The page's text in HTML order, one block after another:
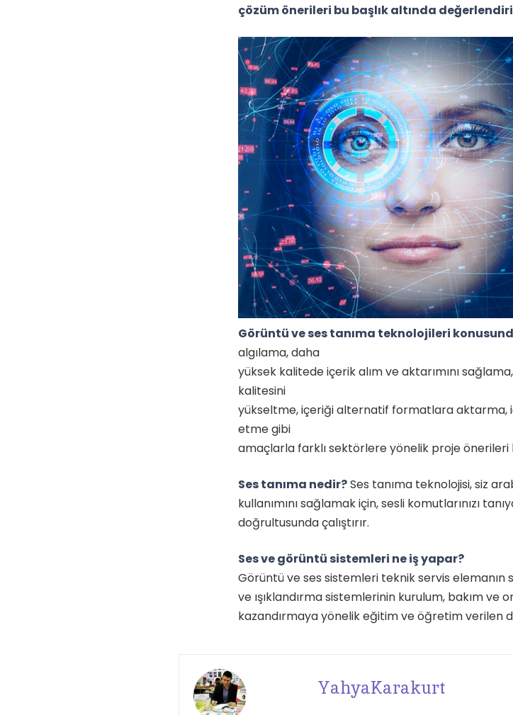
çözüm önerileri bu başlık altında
Görüntü ve ses tanıma teknolojileri
algılama, daha
yüksek kalitede içerik alım ve aktarımını
kalitesini
yükseltme, içeriği alternatif formatlara aktarma,
etme gibi
amaçlarla farklı sektörlere yönelik proje önerileri
Ses tanıma nedir?Ses tanıma teknolojisi, siz
kullanımını sağlamak için, sesli komutlarınızı
doğrultusunda çalıştırır.
Ses ve görüntü sistemleri ne iş yapar?
Görüntü ve ses sistemleri teknik servis elemanın
ve ışıklandırma sistemlerinin kurulum, bakım
kazandırmaya yönelik eğitim ve öğretim verilen
YahyaKarakurt